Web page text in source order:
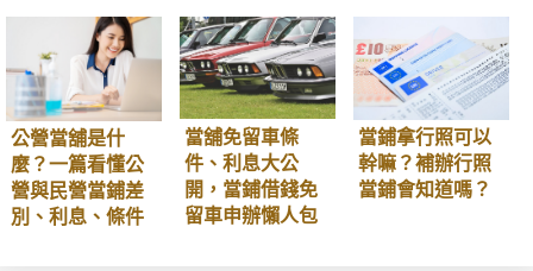
公營當舖是什
麼？一篇看懂公
營與民營當鋪差
別、利息、條件
當舖免留車條
件、利息大公
開，當鋪借錢免
留車申辦懶人包
當鋪拿行照可以
幹嘛？補辦行照
當鋪會知道嗎？